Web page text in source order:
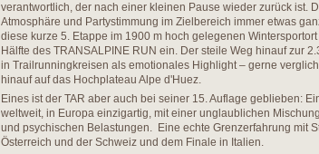
verantwortlich, der nach einer kleinen Pause wieder zurück ist.
Atmosphäre und Partystimmung im Zielbereich immer etwas
diese kurze 5. Etappe im 1900 m hoch gelegenen
Hälfte des TRANSALPINE RUN ein. Der steile Weg hinauf zur
in Trailrunningkreisen als emotionales Highlight – gerne
hinauf auf das Hochplateau Alpe d'Huez.
Eines ist der TAR aber auch bei seiner 15. Auflage geblieben:
weltweit, in Europa einzigartig, mit einer unglaublichen
und psychischen Belastungen. Eine echte Grenzerfahrung mit
Österreich und der Schweiz und dem Finale in Italien.